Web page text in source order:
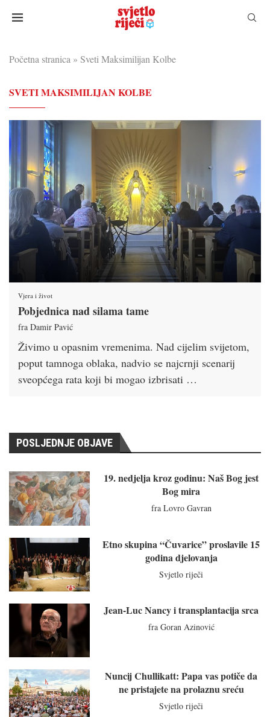
Početna stranica » Sveti Maksimilijan Kolbe
SVETI MAKSIMILIJAN KOLBE
Vjera i život
Pobjednica nad silama tame
fra Damir Pavić
Živimo u opasnim vremenima. Nad cijelim svijetom,
poput tamnoga oblaka, nadvio se najcrnji scenarij
sveopćega rata koji bi mogao izbrisati …
POSLJEDNJE OBJAVE
19. nedjelja kroz godinu: Naš Bog jest
Bog mira
fra Lovro Gavran
Etno skupina “Čuvarice” proslavile 15
godina djelovanja
Svjetlo riječi
Jean-Luc Nancy i transplantacija srca
fra Goran Azinović
Nuncij Chullikatt: Papa vas potiče da
ne pristajete na prolaznu sreću
Svjetlo riječi